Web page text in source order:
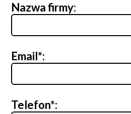
Nazwa firmy:
Email*:
Telefon*: